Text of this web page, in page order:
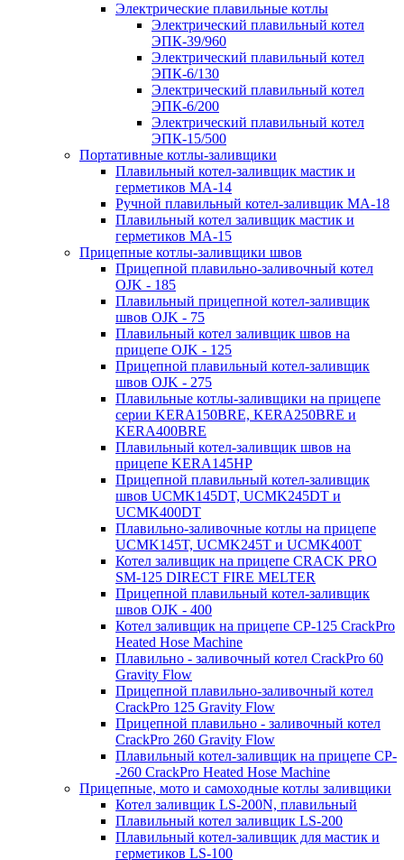
Электрические плавильные котлы
Электрический плавильный котел
ЭПК-39/960
Электрический плавильный котел
ЭПК-6/130
Электрический плавильный котел
ЭПК-6/200
Электрический плавильный котел
ЭПК-15/500
Портативные котлы-заливщики
Плавильный котел-заливщик мастик и
герметиков МА-14
Ручной плавильный котел-заливщик МА-18
Плавильный котел заливщик мастик и
герметиков МА-15
Прицепные котлы-заливщики швов
Прицепной плавильно-заливочный котел
OJK - 185
Плавильный прицепной котел-заливщик
швов OJK - 75
Плавильный котел заливщик швов на
прицепе OJK - 125
Прицепной плавильный котел-заливщик
швов OJK - 275
Плавильные котлы-заливщики на прицепе
серии KERA150BRE, KERA250BRE и
KERA400BRE
Плавильный котел-заливщик швов на
прицепе KERA145HP
Прицепной плавильный котел-заливщик
швов UCMK145DT, UCMK245DT и
UCMK400DT
Плавильно-заливочные котлы на прицепе
UCMK145T, UCMK245T и UCMK400T
Котел заливщик на прицепе CRACK PRO
SM-125 DIRECT FIRE MELTER
Прицепной плавильный котел-заливщик
швов OJK - 400
Котел заливщик на прицепе CP-125 CrackPro
Heated Hose Machine
Плавильно - заливочный котел CrackPro 60
Gravity Flow
Прицепной плавильно-заливочный котел
CrackPro 125 Gravity Flow
Прицепной плавильно - заливочный котел
CrackPro 260 Gravity Flow
Плавильный котел-заливщик на прицепе CP-
-260 CrackPro Heated Hose Machine
Прицепные, мото и самоходные котлы заливщики
Котел заливщик LS-200N, плавильный
Плавильный котел заливщик LS-200
Плавильный котел-заливщик для мастик и
герметиков LS-100